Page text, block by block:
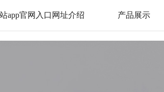
app官网入口网址介绍 产品展示